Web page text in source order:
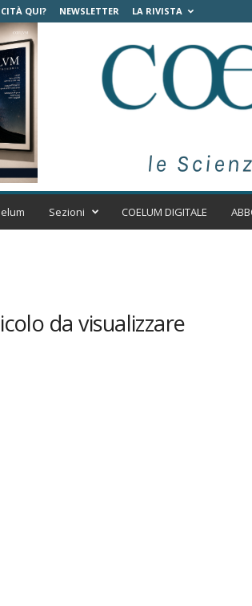
QUI? NEWSLETTER LA RIVISTA
C
t
Sezioni COELUM DIGITALE
da visualizzare